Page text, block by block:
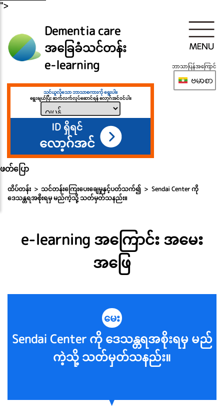
">
Dementia care
အခြေခံသင်တန်း
e-learning
သင်ယူလိုသော ဘာသာစကားကို ရွေးပါ။
ရွေးချယ်ပြီး ဆက်လက်လုပ်ဆောင်ရန် လော့ဂ်အင်ဝင်ပါ။
ID ရှိရင်
လော့ဂ်အင်
ဖတ်ပြော
ဘာသာပြန်အကြောင်
ဗမာစာ
ထိပ်တန်း သင်တန်းကြေးပေးချေမှုနှင့်ပတ်သက်၍
Sendai Center ကို
ဒေသန္တရအစိုးရမှ မည်ကဲ့သို့ သတ်မှတ်သနည်း။
e-learning အကြောင်း အမေး
အဖြေ
မေး
Sendai Center ကို ဒေသန္တရအစိုးရမှ မည်
ကဲ့သို့ သတ်မှတ်သနည်း။